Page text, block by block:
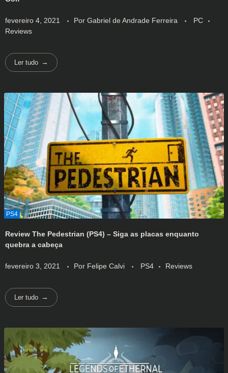
fevereiro 4, 2021 Por Gabriel de Andrade Ferreira
PC
Reviews
Ler tudo
Review The Pedestrian (PS4) – Siga as placas enquanto
quebra a cabeça
fevereiro 3, 2021 Por Felipe Calvi PS4 Reviews
Ler tudo